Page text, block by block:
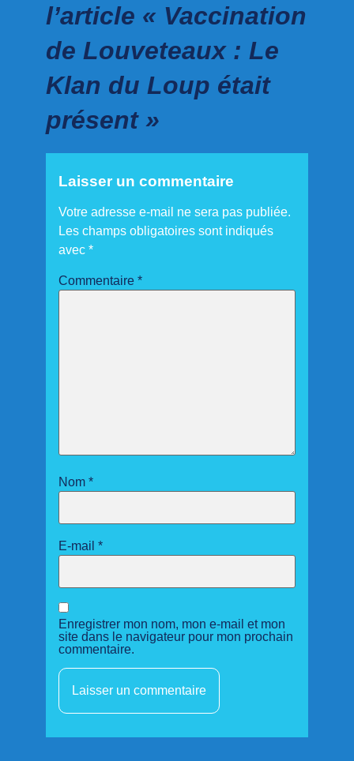
l’article « Vaccination
de Louveteaux : Le
Klan du Loup était
présent »
Laisser un commentaire
Votre adresse e-mail ne sera pas publiée.
Les champs obligatoires sont indiqués
avec *
Commentaire *
Nom *
E-mail *
Enregistrer mon nom, mon e-mail et mon
site dans le navigateur pour mon prochain
commentaire.